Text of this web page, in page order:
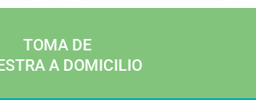
TOMA DE
A DOMICILIO